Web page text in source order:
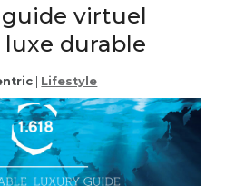
guide virtuel
durable
Lifestyle